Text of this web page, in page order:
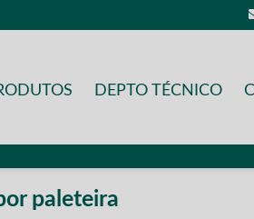
DEPTO TÉCNICO
paleteira